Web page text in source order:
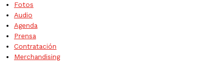
Fotos
Audio
Agenda
Prensa
Contratación
Merchandising